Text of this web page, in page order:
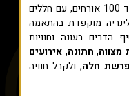
הפרדס הקסום מתאים לאירועים של עד 100 אורחים, עם חללים
מוקפדת בהתאמה
הדרים בעונה וחוויות
מצווה, חתונה,אירועים
חלה, ולקבל חוויה